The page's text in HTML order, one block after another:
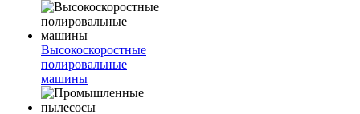
Высокоскоростные
полировальные
машины